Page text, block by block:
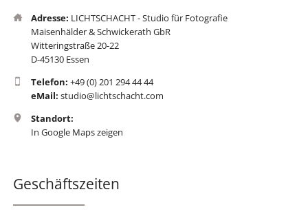
Adresse: LICHTSCHACHT - Studio für Fotografie
Maisenhälder & Schwickerath GbR
Witteringstraße 20-22
D-45130 Essen
Telefon: +49 (0) 201 294 44 44
eMail: studio@lichtschacht.com
Standort:
In Google Maps zeigen
Geschäftszeiten